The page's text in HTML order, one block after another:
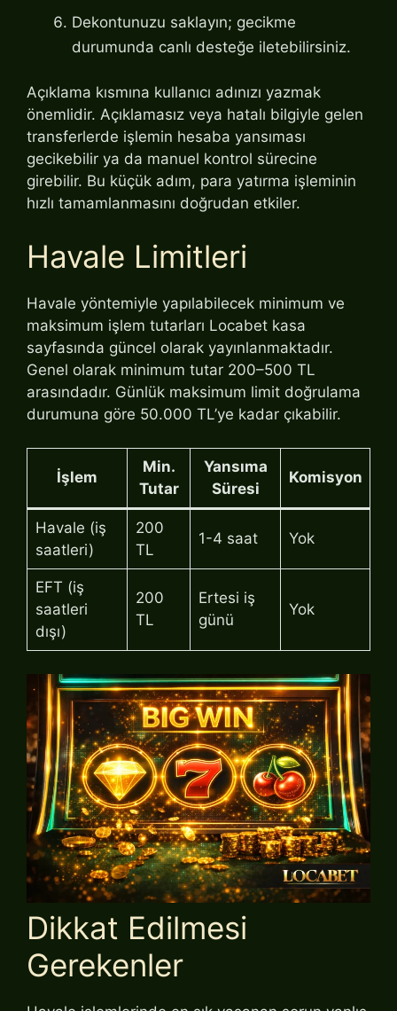
Dekontunuzu saklayın; gecikme
durumunda canlı desteğe iletebilirsiniz.
Açıklama kısmına kullanıcı adınızı yazmak
önemlidir. Açıklamasız veya hatalı bilgiyle gelen
transferlerde işlemin hesaba yansıması
gecikebilir ya da manuel kontrol sürecine
girebilir. Bu küçük adım, para yatırma işleminin
hızlı tamamlanmasını doğrudan etkiler.
Havale Limitleri
Havale yöntemiyle yapılabilecek minimum ve
maksimum işlem tutarları Locabet kasa
sayfasında güncel olarak yayınlanmaktadır.
Genel olarak minimum tutar 200–500 TL
arasındadır. Günlük maksimum limit doğrulama
durumuna göre 50.000 TL’ye kadar çıkabilir.
İşlem
Min.
Tutar
Yansıma
Süresi
Komisyon
Havale (iş
saatleri)
200
TL
1-4 saat Yok
EFT (iş
saatleri
dışı)
200
TL
Ertesi iş
günü
Yok
Dikkat Edilmesi
Gerekenler